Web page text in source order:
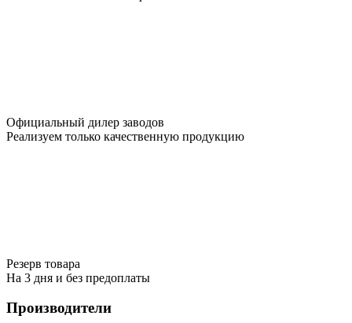
Официальный дилер заводов
Реализуем только качественную продукцию
Резерв товара
На 3 дня и без предоплаты
Производители